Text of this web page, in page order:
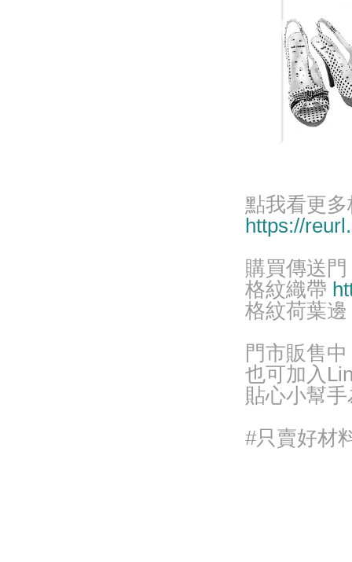
點我看更
https://
購買傳送門
格紋織帶
格紋荷葉邊
門市販售
也可加入
貼心小幫
#只賣好材